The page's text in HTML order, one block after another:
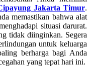
Jakarta Timur.
memastikan bahwa alat
situasi darurat.
tidak diinginkan. Segera
untuk keluarga
berharga bagi Anda
yang tepat hari ini.